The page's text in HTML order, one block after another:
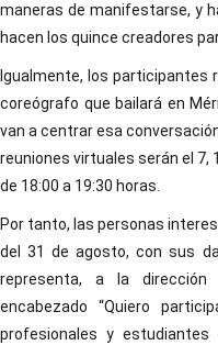
maneras de manifestarse, y
hacen los quince creadores
Igualmente, los participantes
coreógrafo que bailará en
van a centrar esa
reuniones virtuales serán el 7,
de 18:00 a 19:30 horas.
Por tanto, las personas
del 31 de agosto, con sus
representa, a la dirección
encabezado “Quiero
profesionales y estudiantes